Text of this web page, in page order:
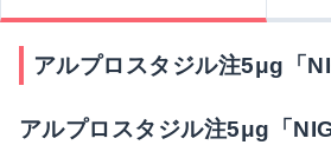
アルプロスタジル注5μg「
アルプロスタジル注5μg「